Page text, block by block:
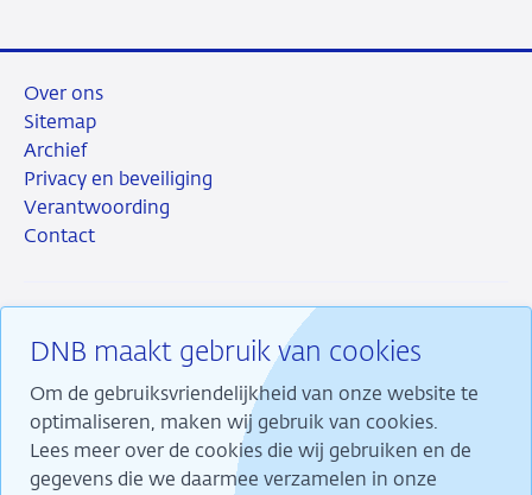
DNB maakt gebruik van cookies
Om de gebruiksvriendelijkheid van onze website te
optimaliseren, maken wij gebruik van cookies.
Lees meer over de cookies die wij gebruiken en de
gegevens die we daarmee verzamelen in onze
Over ons
Sitemap
Archief
Privacy en beveiliging
Verantwoording
Contact
RSS InstagramLinkedin
X
Wij maken ons sterk voor financiële stabiliteit en